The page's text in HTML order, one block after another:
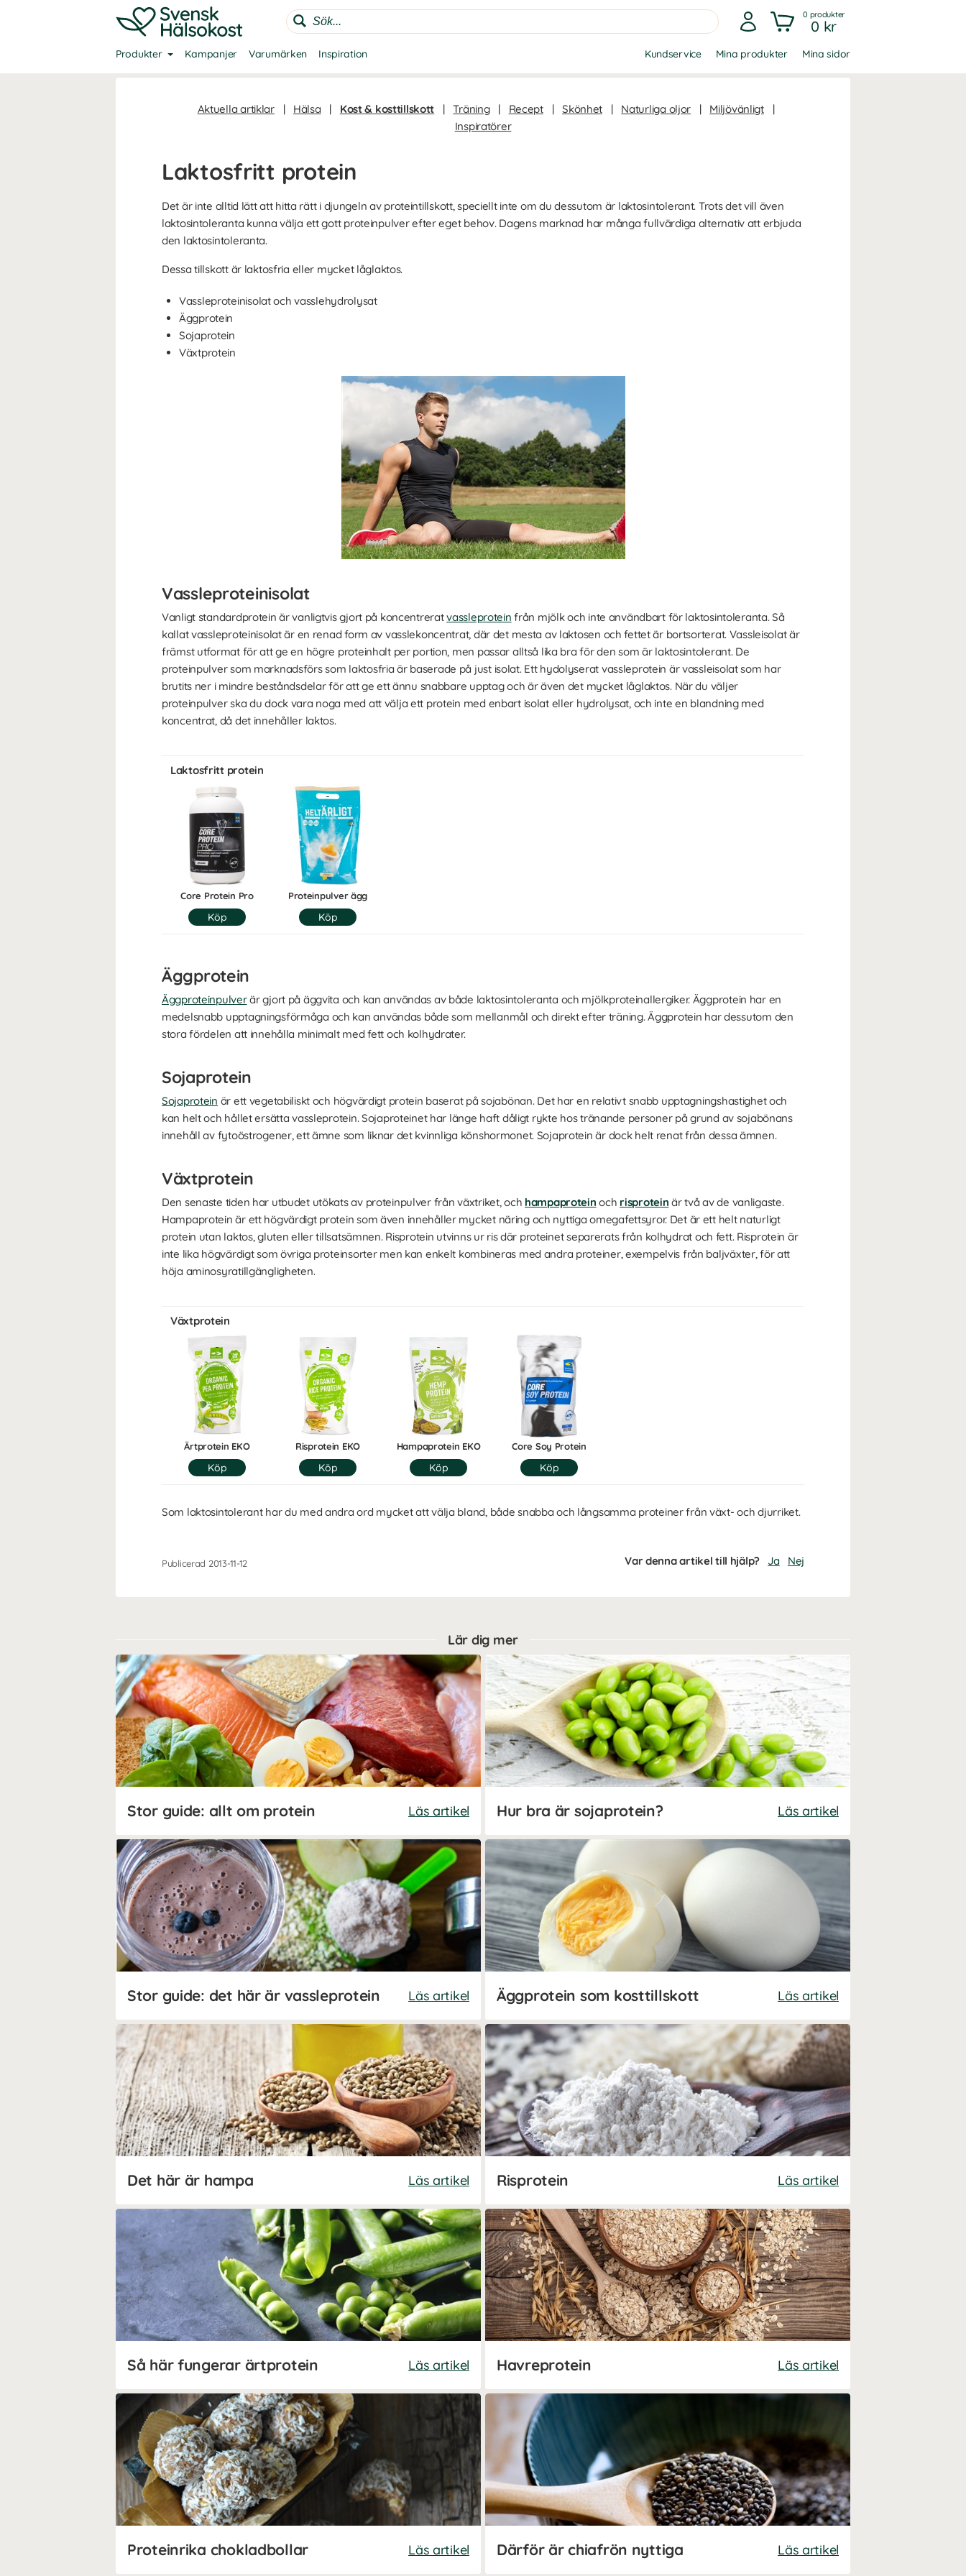
0 produkter
0 kr
Produkter Kampanjer Varumärken Inspiration Kundservice Mina produkter Mina sidor
Aktuella artiklar | Hälsa | Kost & kosttillskott | Träning | Recept | Skönhet | Naturliga oljor | Miljövänligt
|
Inspiratörer
Laktosfritt protein
Det är inte alltid lätt att hitta rätt i djungeln av proteintillskott, speciellt inte om du dessutom är laktosintolerant. Trots det vill även
laktosintoleranta kunna välja ett gott proteinpulver efter eget behov. Dagens marknad har många fullvärdiga alternativ att erbjuda
den laktosintoleranta.
Dessa tillskott är laktosfria eller mycket låglaktos.
Vassleproteinisolat och vasslehydrolysat
Äggprotein
Sojaprotein
Växtprotein
Vassleproteinisolat
Vanligt standardprotein är vanligtvis gjort på koncentreratvassleprotein från mjölk och inte användbart för laktosintoleranta. Så
kallat vassleproteinisolat är en renad form av vasslekoncentrat, där det mesta av laktosen och fettet är bortsorterat. Vassleisolat är
främst utformat för att ge en högre proteinhalt per portion, men passar alltså lika bra för den som är laktosintolerant. De
proteinpulver som marknadsförs som laktosfria är baserade på just isolat. Ett hydolyserat vassleprotein är vassleisolat som har
brutits ner i mindre beståndsdelar för att ge ett ännu snabbare upptag och är även det mycket låglaktos. När du väljer
proteinpulver ska du dock vara noga med att välja ett protein med enbart isolat eller hydrolysat, och inte en blandning med
koncentrat, då det innehåller laktos.
Laktosfritt protein
Core Protein Pro Proteinpulver ägg
Äggprotein
Äggproteinpulverär gjort på äggvita och kan användas av både laktosintoleranta och mjölkproteinallergiker. Äggprotein har en
medelsnabb upptagningsförmåga och kan användas både som mellanmål och direkt efter träning. Äggprotein har dessutom den
stora fördelen att innehålla minimalt med fett och kolhydrater.
Sojaprotein
Sojaprotein är ett vegetabiliskt och högvärdigt protein baserat på sojabönan. Det har en relativt snabb upptagningshastighet och
kan helt och hållet ersätta vassleprotein. Sojaproteinet har länge haft dåligt rykte hos tränande personer på grund av sojabönans
innehåll av fytoöstrogener, ett ämne som liknar det kvinnliga könshormonet. Sojaprotein är dock helt renat från dessa ämnen.
Växtprotein
Den senaste tiden har utbudet utökats av proteinpulver från växtriket, och hampaprotein och risprotein är två av de vanligaste.
Hampaprotein är ett högvärdigt protein som även innehåller mycket näring och nyttiga omegafettsyror. Det är ett helt naturligt
protein utan laktos, gluten eller tillsatsämnen. Risprotein utvinns ur ris där proteinet separerats från kolhydrat och fett. Risprotein är
inte lika högvärdigt som övriga proteinsorter men kan enkelt kombineras med andra proteiner, exempelvis från baljväxter, för att
höja aminosyratillgängligheten.
Växtprotein
Ärtprotein EKO Risprotein EKO Hampaprotein EKO Core Soy Protein
Som laktosintolerant har du med andra ord mycket att välja bland, både snabba och långsamma proteiner från växt- och djurriket.
Publicerad 2013-11-12 Var denna artikel till hjälp? Ja Nej
Lär dig mer
Stor guide: allt om protein Läs artikel Hur bra är sojaprotein? Läs artikel
Stor guide: det här är vassleprotein Läs artikel Äggprotein som kosttillskott Läs artikel
Det här är hampa Läs artikel Risprotein Läs artikel
Så här fungerar ärtprotein Läs artikel Havreprotein Läs artikel
Proteinrika chokladbollar Läs artikel Därför är chiafrön nyttiga Läs artikel